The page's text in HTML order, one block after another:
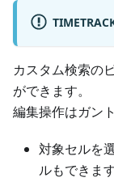
カスタム検索の
ができます。
編集操作はガン
対象セルを
ルもできます